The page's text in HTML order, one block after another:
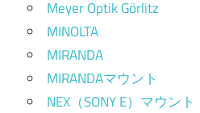
Meyer Optik Görlitz
MINOLTA
MIRANDA
MIRANDAマウント
NEX（SONY E）マウント